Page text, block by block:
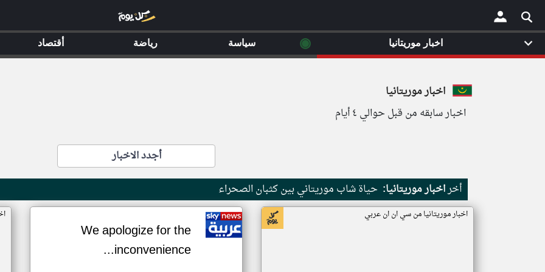
×
اخبار موريتانيا
اخبار سابقه من قبل حوالي ٤ أيام
أجدد الاخبار
أخراخبار موريتانيا: حياة شاب موريتاني بين كثبان الصحراء
اخبار موريتانيا من سي ان ان عربي
We apologize for the
inconvenience...
اخبار موريتانيا ◉ سياسة رياضة أقتصاد